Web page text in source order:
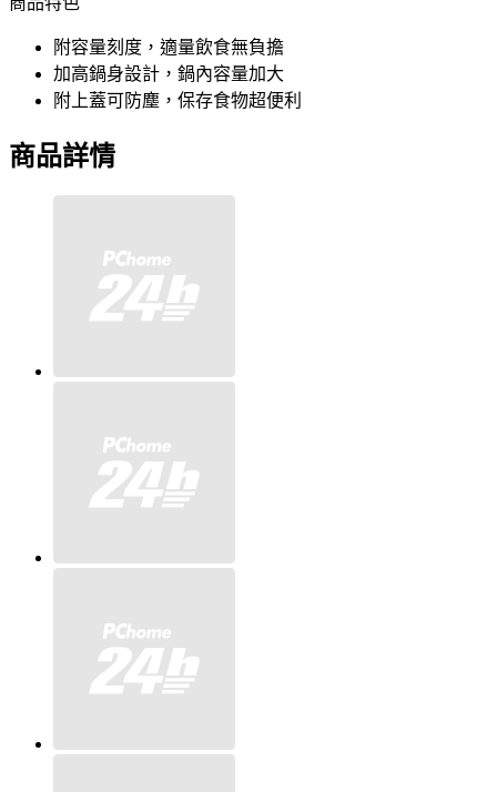
附容量刻度，適量飲食無負擔
加高鍋身設計，鍋內容量加大
附上蓋可防塵，保存食物超便利
商品詳情